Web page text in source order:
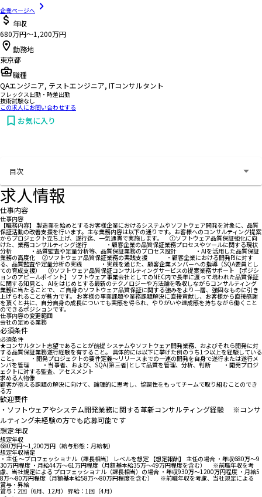
企業ページへ
年収
680万円〜1,200万円
勤務地
東京都
職種
QAエンジニア, テストエンジニア, ITコンサルタント
フレックス出勤・時差出勤
技術試験なし
この求人にお問い合わせする
お気に入り
目次
求人情報
仕事内容
仕事内容
【職務内容】 製造業を始めとするお客様企業におけるシステムやソフトウェア開発を対象に、品質
保証活動の改善支援を行います。主な業務内容は以下の通りです。お客様へのコンサルティング提案
からプロジェクト立ち上げ、遂行迄、一気通貫で実施します。 ①ソフトウェア品質保証強化に向
けた、業務コンサルティング遂行 ・顧客企業の品質保証業務プロセスやツールに関する現状
分析 ・品質監査や定量分析等、品質保証業務のプロセス設計 ・AIを活用した品質保証
業務の高度化 ②ソフトウェア品質保証業務の実践支援 ・顧客企業における開発PJに対す
る、品質監査や定量分析の実践 ・実践を通じた、顧客企業メンバーへの指導（SQA要員とし
ての育成支援） ③ソフトウェア品質保証コンサルティングサービスの提案業務サポート 【ポジシ
ョンのアピールポイント】 ソフトウェア事業会社としてのNEC内で長年に渡って培われた品質保証
に関する知見と、 AIをはじめとする最新のテクノロジーや方法論を吸収しながらコンサルティング
業務に当たることで、 ご自身のソフトウェア品質保証に関する強みをより一層、強固なものに引き
上げられることが魅力です。 お客様の事業課題や業務課題解決に直接貢献し、お客様から直接感謝
を頂くと共に、自分自身の成長についても実感を得られ、やりがいや達成感を持ちながら働くこと
のできるポジションです。
仕事内容の変更範囲
会社の定める業務
必須条件
必須条件
★コンサルタント志望であることが前提 システムやソフトウェア開発業務、およびそれら開発に対
する品質保証業務遂行経験を有すること。 具体的には以下に挙げた例のうち1つ以上を経験している
こと。 ・開発プロジェクトの要件定義～リリースまでの一連の開発を自身で遂行または遂行メ
ンバを管理 ・当事者、および、SQA(第三者)として品質を管理、分析、判断 ・開発プロジ
ェクトに対する監査、アセスメント
求める人物像
顧客が抱える課題の解決に向けて、論理的に思考し、協調性をもってチームで取り組むことのでき
る方
歓迎要件
・ソフトウェアやシステム開発業務に関する革新コンサルティング経験 ※コンサ
ルティング未経験の方でも応募可能です
想定年収
想定年収
680万円〜1,200万円（給与形態：月給制）
想定年収補足
・主任 ～プロフェッショナル（課長相当） レベルを想定 【想定報酬】 主任の場合 ・年収680万～9
30万円程度 ・月給44万～61万円程度（月額基本給35万～49万円程度を含む） ※前職年収を考
慮、当社規定による プロフェッショナル（課長相当）の場合 ・年収930万～1200万円程度 ・月給5
8万～80万円程度（月額基本給58万～80万円程度を含む） ※前職年収を考慮、当社規定による
賞与・昇給
賞与：2回（6月、12月） 昇給：1回（4月）